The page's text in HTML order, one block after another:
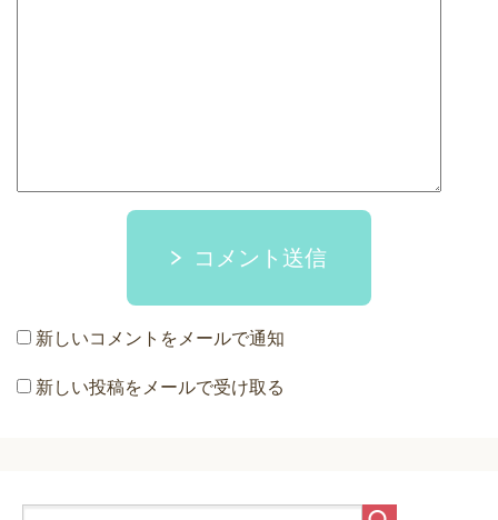
コメント送信
新しいコメントをメールで通知
新しい投稿をメールで受け取る